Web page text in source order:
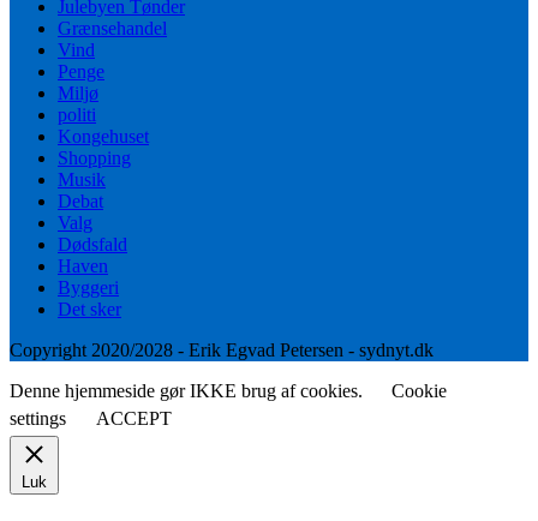
Julebyen Tønder
Grænsehandel
Vind
Penge
Miljø
politi
Kongehuset
Shopping
Musik
Debat
Valg
Dødsfald
Haven
Byggeri
Det sker
Copyright 2020/2028 - Erik Egvad Petersen - sydnyt.dk
Denne hjemmeside gør IKKE brug af cookies.
Cookie
settings
ACCEPT
Luk